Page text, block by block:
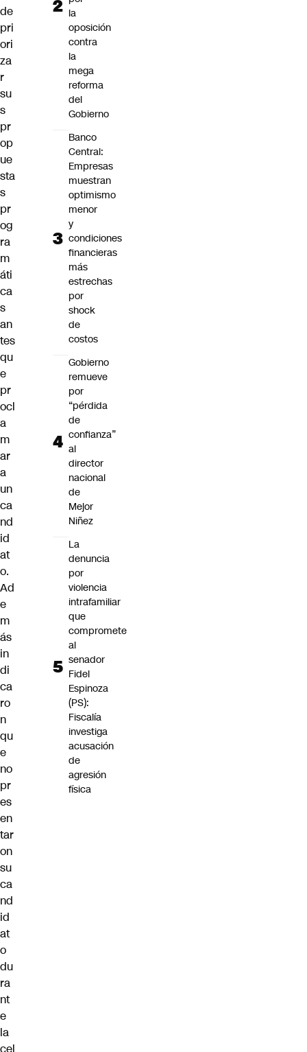
de
pri
ori
za
r
su
s
pr
op
ue
sta
s
pr
og
ra
m
áti
ca
s
an
tes
qu
e
pr
ocl
a
m
ar
a
un
ca
nd
id
at
o.
Ad
e
m
ás
in
di
ca
ro
n
qu
e
no
pr
es
en
tar
on
su
ca
nd
id
at
o
du
ra
nt
e
la
cel
la
oposición
contra
la
mega
reforma
del
Gobierno
Banco
Central:
Empresas
muestran
optimismo
menor
y
condiciones
financieras
más
estrechas
por
shock
de
costos
Gobierno
remueve
por
“pérdida
de
confianza”
al
director
nacional
de
Mejor
Niñez
La
denuncia
por
violencia
intrafamiliar
que
compromete
al
senador
Fidel
Espinoza
(PS):
Fiscalía
investiga
acusación
de
agresión
física